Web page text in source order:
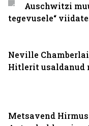
Neville
Hitlerit usaldanud
Metsavend Hirmus
Auschwitzi
tegevusele“